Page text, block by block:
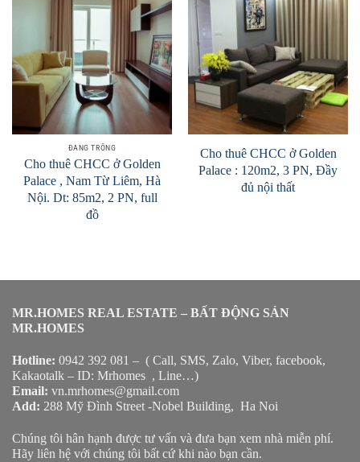
Add to
Wishlist
ĐANG TRỐNG
Cho thuê CHCC ở Golden
Palace , Nam Từ Liêm, Hà
Nội. Dt: 85m2, 2 PN, full
đồ
Add to
Cho thuê CHCC ở Golden
Palace : 120m2, 3 PN, Đầy
đủ nội thất
MR.HOMES REAL ESTATE – BẤT ĐỘNG SẢN
MR.HOMES
Hotline: 0942 392 081 – ( Call, SMS, Zalo, Viber, facebook,
Kakaotalk – ID: Mrhomes , Line…)
Email: vn.mrhomes@gmail.com
Add: 288 Mỹ Đình Street -Nobel Building, Ha Noi
Chúng tôi hân hạnh được tư vấn và đưa bạn xem nhà miễn phí.
Hãy liên hệ với chúng tôi bất cứ khi nào bạn cần.